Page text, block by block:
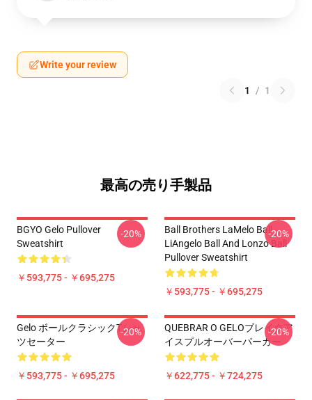
Write your review
1 / 1
最高の売り手製品
BGYO Gelo Pullover
Sweatshirt
￥593,775 - ￥695,275
-20%
Ball Brothers LaMelo Ball
LiAngelo Ball And Lonzo Ball
Pullover Sweatshirt
￥593,775 - ￥695,275
-20%
Gelo ボールクラシックTシャ
ツセーター
￥593,775 - ￥695,275
-20%
QUEBRAR O GELOブレイクア
イスプルオーバーパーカー
￥622,775 - ￥724,275
-20%